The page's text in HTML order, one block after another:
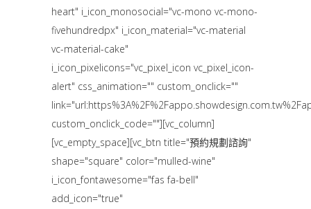
heart" i_icon_monosocial="vc-mono vc-mono-
fivehundredpx" i_icon_material="vc-material
vc-material-cake"
i_icon_pixelicons="vc_pixel_icon vc_pixel_icon-
alert" css_animation="" custom_onclick=""
custom_onclick_code=""][vc_column]
[vc_empty_space][vc_btn title="預約規劃諮詢"
shape="square" color="mulled-wine"
i_icon_fontawesome="fas fa-bell"
add_icon="true"